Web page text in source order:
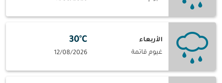
الأربعاء
غيوم قاتمة
30°C
12/08/2026